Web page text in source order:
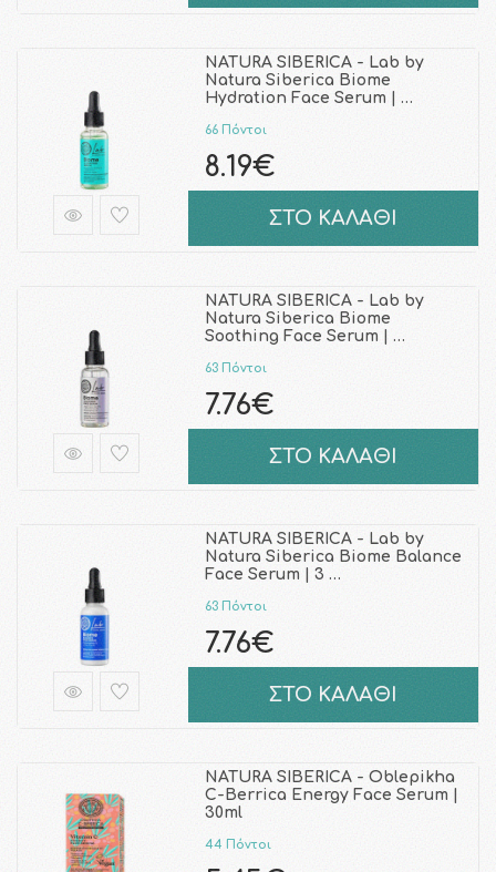
NATURA SIBERICA - Lab by
Natura Siberica Biome
Hydration Face Serum | …
66 Πόντοι
8.19€
ΣΤΟ ΚΑΛΑΘΙ
NATURA SIBERICA - Lab by
Natura Siberica Biome
Soothing Face Serum | …
63 Πόντοι
7.76€
ΣΤΟ ΚΑΛΑΘΙ
NATURA SIBERICA - Lab by
Natura Siberica Biome Balance
Face Serum | 3 …
63 Πόντοι
7.76€
ΣΤΟ ΚΑΛΑΘΙ
NATURA SIBERICA - Oblepikha
C-Berrica Energy Face Serum |
30ml
44 Πόντοι